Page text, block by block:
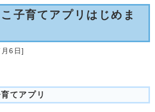
子育てアプリはじめま
6日]
てアプリ